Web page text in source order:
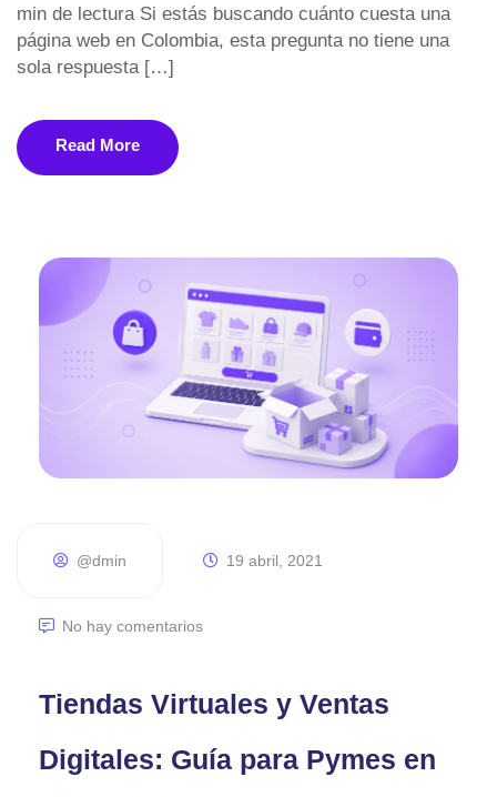
min de lectura Si estás buscando cuánto cuesta una
página web en Colombia, esta pregunta no tiene una
sola respuesta […]
Read More
@dmin 19 abril, 2021
No hay comentarios
Tiendas Virtuales y Ventas
Digitales: Guía para Pymes en